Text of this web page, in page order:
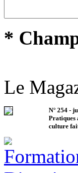
*
Le
N° 254 -
Pratiques
culture